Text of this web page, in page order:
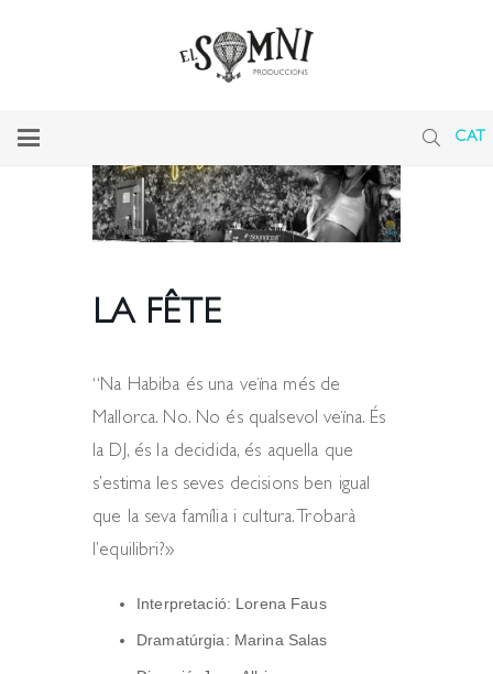
CAT
LA FÊTE
“Na Habiba és una veïna més de
Mallorca. No. No és qualsevol veïna. És
la DJ, és la decidida, és aquella que
s’estima les seves decisions ben igual
que la seva família i cultura. Trobarà
l’equilibri?»
Interpretació: Lorena Faus
Dramatúrgia: Marina Salas